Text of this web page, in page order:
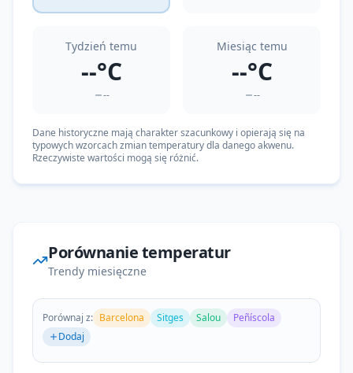
Tydzień temu
--°C
--
Miesiąc temu
--°C
--
Dane historyczne mają charakter szacunkowy i opierają się na
typowych wzorcach zmian temperatury dla danego akwenu.
Rzeczywiste wartości mogą się różnić.
Porównanie temperatur
Trendy miesięczne
Porównaj z: Barcelona Sitges Salou
Peñíscola
Dodaj